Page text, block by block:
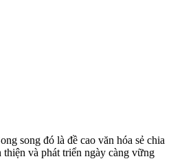
song đó là đề cao văn hóa sẻ chia
và phát triển ngày càng vững